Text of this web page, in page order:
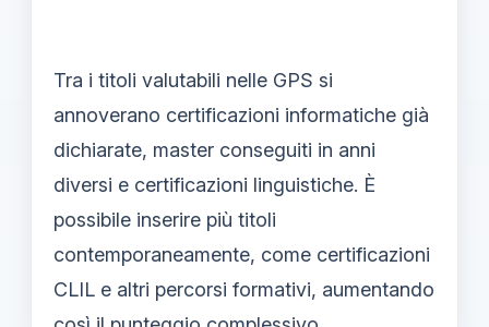
Tra i titoli valutabili nelle GPS si
annoverano certificazioni informatiche già
dichiarate, master conseguiti in anni
diversi e certificazioni linguistiche. È
possibile inserire più titoli
contemporaneamente, come certificazioni
CLIL e altri percorsi formativi, aumentando